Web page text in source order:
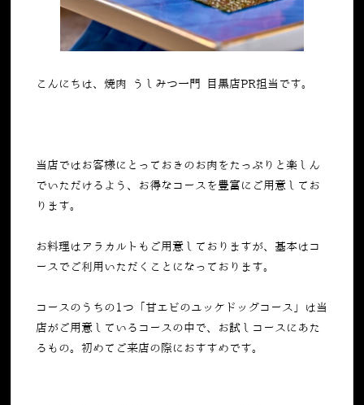
こんにちは、焼肉 うしみつ一門 目黒店PR担当です。
当店ではお客様にとっておきのお肉をたっぷりと楽しん
でいただけるよう、お得なコースを豊富にご用意してお
ります。
お料理はアラカルトもご用意しておりますが、基本はコ
ースでご利用いただくことになっております。
コースのうちの1つ「甘エビのユッケドッグコース」は当
店がご用意しているコースの中で、お試しコースにあた
るもの。初めてご来店の際におすすめです。